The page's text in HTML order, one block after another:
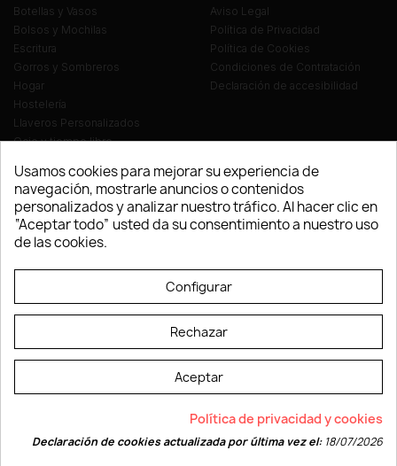
Botellas y Vasos
Bolsos y Mochilas
Escritura
Gorros y Sombreros
Hogar
Hostelería
Llaveros Personalizados
Ocio y tiempo libre
Ropa y Textil
Tecnología
Verano y playa
Vestuario laboral
Aviso Legal
Política de Privacidad
Política de Cookies
Condiciones de Contratación
Declaración de accesibilidad
© LEVELPRINT - 2026
La página dispone de código accesible según las normas dictadas por la
W3C
Usamos cookies para mejorar su experiencia de
navegación, mostrarle anuncios o contenidos
personalizados y analizar nuestro tráfico. Al hacer clic en
“Aceptar todo” usted da su consentimiento a nuestro uso
de las cookies.
Configurar
Rechazar
Aceptar
Política de privacidad y cookies
Declaración de cookies actualizada por última vez el:18/07/2026